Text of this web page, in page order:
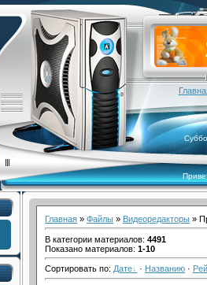
Главная » Файлы » Видеоредакторы »
В категории материалов: 4491
Показано материалов: 1-10
Сортировать по: Дате · Названию ·